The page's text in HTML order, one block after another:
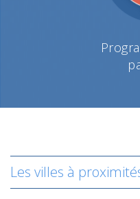
Les villes à